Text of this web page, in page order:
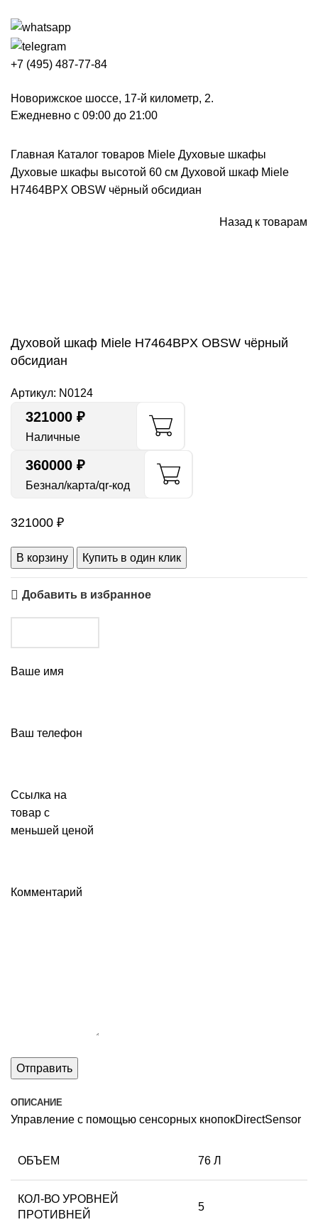
+7 (495) 487-77-84
Новорижское шоссе, 17-й километр, 2.
Ежедневно с 09:00 до 21:00
Главная Каталог товаров Miele Духовые шкафы
Духовые шкафы высотой 60 см Духовой шкаф Miele
H7464BPX OBSW чёрный обсидиан
Назад к товарам
Духовой шкаф Miele H7464BPX OBSW чёрный
обсидиан
Артикул: N0124
321000 ₽
Наличные
360000 ₽
Безнал/карта/qr-код
321000 ₽
В корзину Купить в один клик
Добавить в избранное
Ваше имя
Ваш телефон
Ссылка на
товар с
меньшей ценой
Комментарий
ОПИСАНИЕ
Управление с помощью сенсорных кнопокDirectSensor
ОБЪЕМ 76 Л
КОЛ-ВО УРОВНЕЙ
ПРОТИВНЕЙ
5